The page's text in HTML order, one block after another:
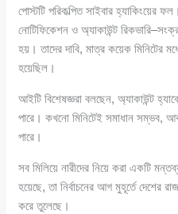
পোস্টটি পরিকল্পিত সাইবার হ্যাকিংয়ের
নোটিফিকেশন ও অ্যাকাউন্ট
হয়। তাদের দাবি, মাত্র কয়েক মিনিটের
হয়েছিল।
আইটি বিশেষজ্ঞরা বলছেন, অ্যাকাউন্ট
পারে। কখনো মিনিটেই সমাধান সম্ভব,
পারে।
সব মিলিয়ে নারীদের নিয়ে করা একটি
হয়েছে, তা নির্বাচনের আগ মুহূর্তে
করে তুলেছে।